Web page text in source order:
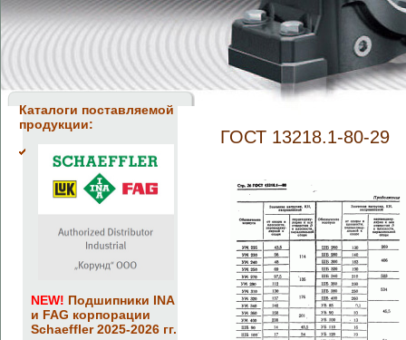
Каталоги поставляемой
продукции:
NEW! Подшипники INA
и FAG корпорации
Schaeffler 2025-2026 гг.
ГОСТ 13218.1-80-29